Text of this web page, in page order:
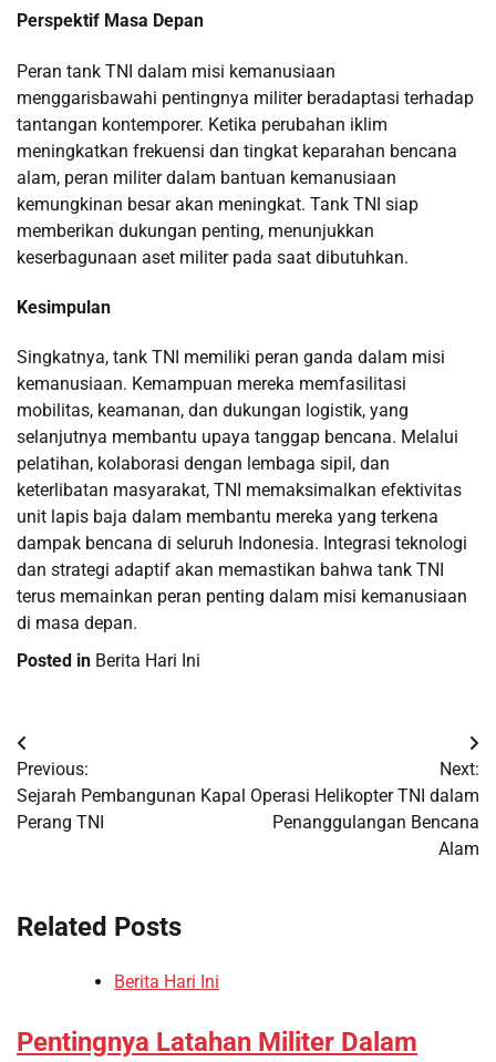
Perspektif Masa Depan
Peran tank TNI dalam misi kemanusiaan
menggarisbawahi pentingnya militer beradaptasi terhadap
tantangan kontemporer. Ketika perubahan iklim
meningkatkan frekuensi dan tingkat keparahan bencana
alam, peran militer dalam bantuan kemanusiaan
kemungkinan besar akan meningkat. Tank TNI siap
memberikan dukungan penting, menunjukkan
keserbagunaan aset militer pada saat dibutuhkan.
Kesimpulan
Singkatnya, tank TNI memiliki peran ganda dalam misi
kemanusiaan. Kemampuan mereka memfasilitasi
mobilitas, keamanan, dan dukungan logistik, yang
selanjutnya membantu upaya tanggap bencana. Melalui
pelatihan, kolaborasi dengan lembaga sipil, dan
keterlibatan masyarakat, TNI memaksimalkan efektivitas
unit lapis baja dalam membantu mereka yang terkena
dampak bencana di seluruh Indonesia. Integrasi teknologi
dan strategi adaptif akan memastikan bahwa tank TNI
terus memainkan peran penting dalam misi kemanusiaan
di masa depan.
Posted in Berita Hari Ini
Post
navigation
Previous:
Sejarah Pembangunan Kapal
Perang TNI
Next:
Operasi Helikopter TNI dalam
Penanggulangan Bencana
Alam
Related Posts
Berita Hari Ini
Pentingnya Latahan Militer Dalam